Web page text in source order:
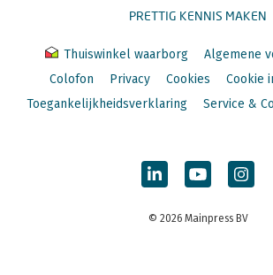
PRETTIG KENNIS MAKEN
Thuiswinkel waarborg
Algemene
Colofon
Privacy Cookies
Cookie
Toegankelijkheidsverklaring
Service &
© 2026 Mainpress BV